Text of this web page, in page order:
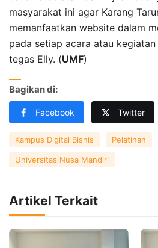
masyarakat ini agar Karang
memanfaatkan website dalam
pada setiap acara atau
tegas Elly. (UMF)
Bagikan di:
Facebook Twitter
Kampus Digital Bisnis Pelatihan
Universitas Nusa Mandiri
Artikel Terkait